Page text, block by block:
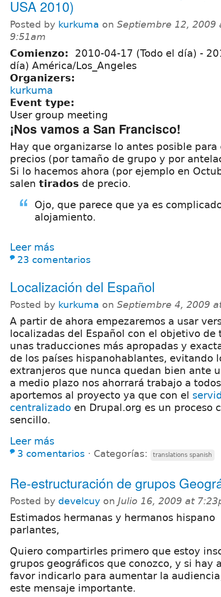
USA 2010)
Posted by kurkuma on Septiembre 12, 2009
9:51am
Comienzo: 2010-04-17 (Todo el día) -
día) América/Los_Angeles
Organizers:
kurkuma
Event type:
User group meeting
¡Nos vamos a San Francisco!
Hay que organizarse lo antes posible
precios (por tamaño de grupo y por
Si lo hacemos ahora (por ejemplo en
salen tirados de precio.
Ojo, que parece que ya es
alojamiento.
Leer más
23 comentarios
Localización del Español
Posted by kurkuma on Septiembre 4, 2009
A partir de ahora empezaremos a usar
localizadas del Español con el objetivo de
unas traducciones más apropadas y
de los países hispanohablantes, evitando
extranjeros que nunca quedan bien ante
a medio plazo nos ahorrará trabajo a
aportemos al proyecto ya que con el
centralizado en Drupal.org es un proceso
sencillo.
Leer más
3 comentarios ⋅ Categorías: translations spanish
Re-estructuración de grupos
Posted by develcuy on Julio 16, 2009 at
Estimados hermanas y hermanos hispano
parlantes,
Quiero compartirles primero que estoy
grupos geográficos que conozco, y si hay
favor indicarlo para aumentar la
este mensaje importante.